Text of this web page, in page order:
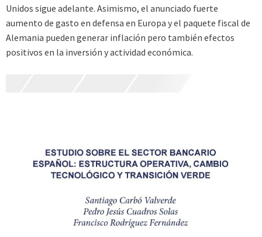
Unidos sigue adelante. Asimismo, el anunciado fuerte
aumento de gasto en defensa en Europa y el paquete fiscal de
Alemania pueden generar inflación pero también efectos
positivos en la inversión y actividad económica.